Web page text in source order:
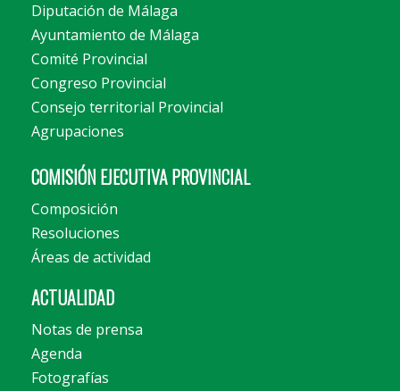
Diputación de Málaga
Ayuntamiento de Málaga
Comité Provincial
Congreso Provincial
Consejo territorial Provincial
Agrupaciones
COMISIÓN EJECUTIVA PROVINCIAL
Composición
Resoluciones
Áreas de actividad
ACTUALIDAD
Notas de prensa
Agenda
Fotografías